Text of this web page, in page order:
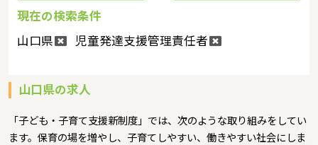
現在の検索条件
山口県
児童発達支援管理責任者
山口県の求人
「子ども・子育て支援新制度」では、次のような取り組みをしてい
ます。保育の場を増やし、子育てしやすい、働きやすい社会にしま